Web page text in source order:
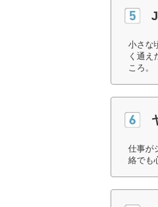
小さな
く通え
ころ。
仕事が
絡でも